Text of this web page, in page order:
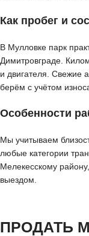
Как пробег и
В Мулловке парк
Димитровграде.
и двигателя. Свежие
берём с учётом
Особенности
Мы учитываем
любые категории
Мелекесскому
выездом.
ПРОДАТЬ